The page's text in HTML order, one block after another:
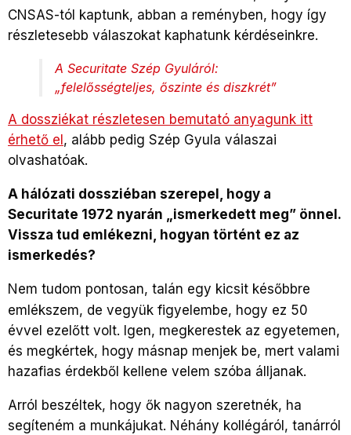
CNSAS-tól kaptunk, abban a reményben, hogy így
részletesebb válaszokat kaphatunk kérdéseinkre.
A Securitate Szép Gyuláról:
„felelősségteljes, őszinte és diszkrét”
A dossziékat részletesen bemutató anyagunk itt
érhető el , alább pedig Szép Gyula válaszai
olvashatóak.
A hálózati dossziéban szerepel, hogy a
Securitate 1972 nyarán „ismerkedett meg” önnel.
Vissza tud emlékezni, hogyan történt ez az
ismerkedés?
Nem tudom pontosan, talán egy kicsit későbbre
emlékszem, de vegyük figyelembe, hogy ez 50
évvel ezelőtt volt. Igen, megkerestek az egyetemen,
és megkértek, hogy másnap menjek be, mert valami
hazafias érdekből kellene velem szóba álljanak.
Arról beszéltek, hogy ők nagyon szeretnék, ha
segíteném a munkájukat. Néhány kollégáról, tanárról